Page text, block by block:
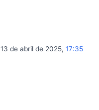
13 de abril de 2025, 17:35